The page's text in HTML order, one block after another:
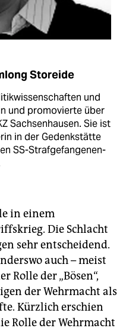
Storeide
und
und promovierte über
Sachsenhausen. Sie ist
in der Gedenkstätte
SS-Strafgefangenen­
in einem
Die Schlacht
sehr entscheidend.
auch – meist
Rolle der „Bösen“,
der Wehrmacht als
Kürzlich erschien
Rolle der Wehrmacht